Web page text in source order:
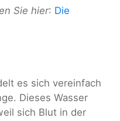
Sie hier: Die
es sich vereinfach
Dieses Wasser
sich Blut in der